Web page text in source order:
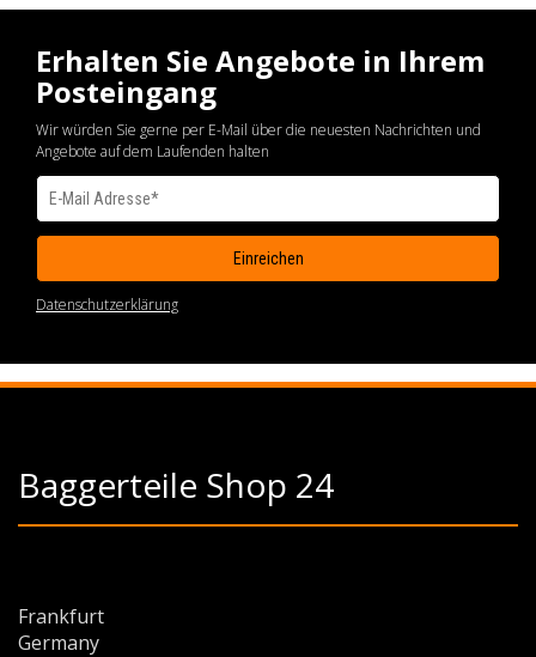
Erhalten Sie Angebote in Ihrem
Posteingang
Wir würden Sie gerne per E-Mail über die neuesten Nachrichten und
Angebote auf dem Laufenden halten
Datenschutzerklärung
Baggerteile Shop 24
Frankfurt
Germany